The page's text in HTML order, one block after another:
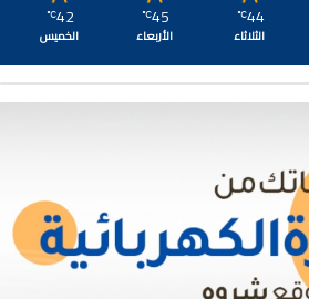
44
℃
الثلاثاء
45
℃
الأربعاء
42
℃
الخميس